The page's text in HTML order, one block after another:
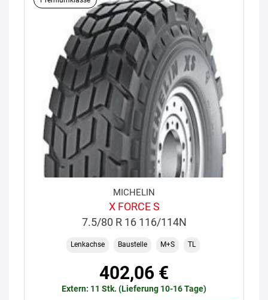
MICHELIN
X FORCE S
7.5/80 R 16 116/114N
Lenkachse Baustelle M+S TL
402,06 €
Extern: 11 Stk. (Lieferung 10-16 Tage)